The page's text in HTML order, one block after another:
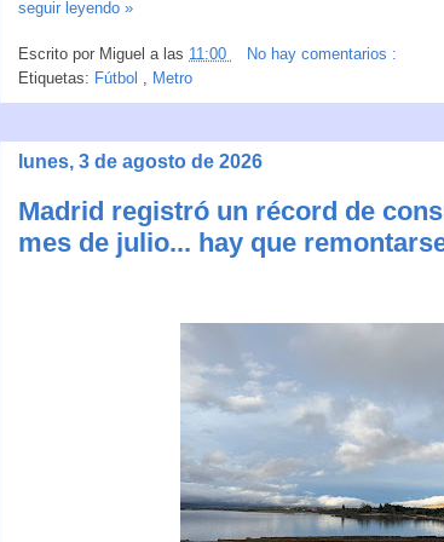
seguir leyendo »
Escrito por Miguel a las 11:00
No hay comentarios :
Etiquetas: Fútbol , Metro
lunes, 3 de agosto de 2026
Madrid registró un récord de
mes de julio... hay que